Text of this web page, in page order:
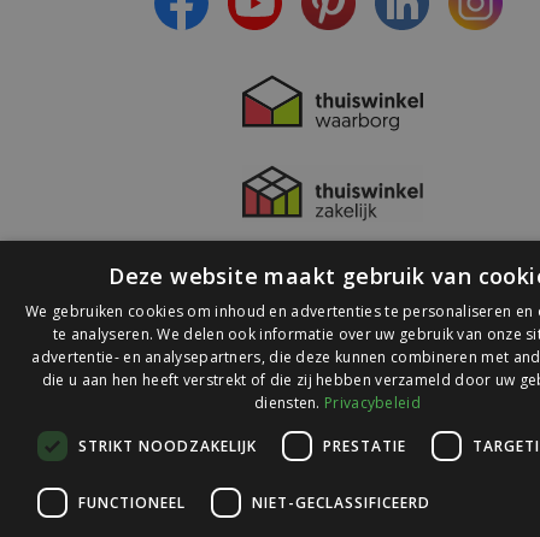
© 2026 Ledlichtdiscounter.nl
op
Webwinkelkeur
Deze website maakt gebruik van
We gebruiken cookies om inhoud en advertenties te personaliseren en
te analyseren. We delen ook informatie over uw gebruik van onze
advertentie- en analysepartners, die deze kunnen combineren met
die u aan hen heeft verstrekt of die zij hebben verzameld door uw
diensten. Privacybeleid
STRIKT NOODZAKELIJK PRESTATIE
FUNCTIONEEL NIET-GECLASSIFICEERD